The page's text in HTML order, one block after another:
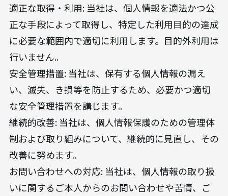
適正な取得・利用: 当社は、個人情報を適法かつ公
正な手段によって取得し、特定した利用目的の達成
に必要な範囲内で適切に利用します。目的外利用は
行いません。
安全管理措置: 当社は、保有する個人情報の漏え
い、滅失、き損等を防止するため、必要かつ適切
な安全管理措置を講じます。
継続的改善: 当社は、個人情報保護のための管理体
制および取り組みについて、継続的に見直し、その
改善に努めます。
お問い合わせへの対応: 当社は、個人情報の取り扱
いに関するご本人からのお問い合わせや苦情、ご